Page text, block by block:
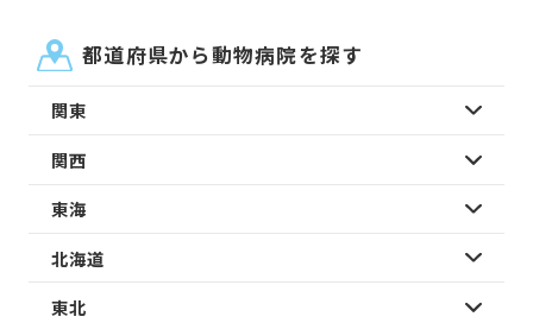
都道府県から動物病院を探す
関東
関西
東海
北海道
東北